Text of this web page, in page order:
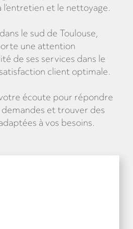
l’entretien et le nettoyage.
le sud de Toulouse,
une attention
de ses services dans le
client optimale.
écoute pour répondre
et trouver des
à vos besoins.